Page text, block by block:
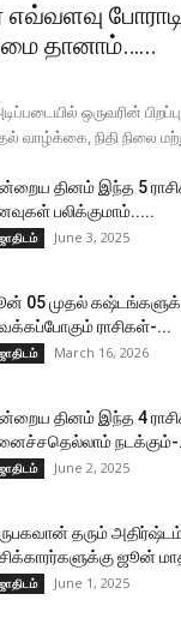
எவ்வளவு
தானாம்…...
ஒருவரின்
வாழ்க்கை, நிதி நிலை
தினம் இந்த 5
பலிக்குமாம்.....
June 3, 2025
05 முதல்
ராசிகள்-...
March 16, 2026
தினம் இந்த 4
நடக்கும்-
June 2, 2025
தரும்
ஜூன்
June 1, 2025